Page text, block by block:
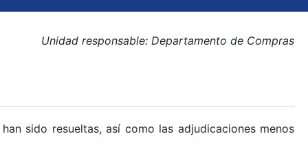
Unidad responsable: Departamento de Compras
sido resueltas, así como las adjudicaciones menos